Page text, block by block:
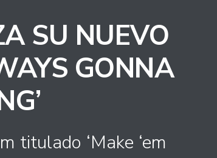
SU NUEVO
GONNA
titulado ‘Make ‘em